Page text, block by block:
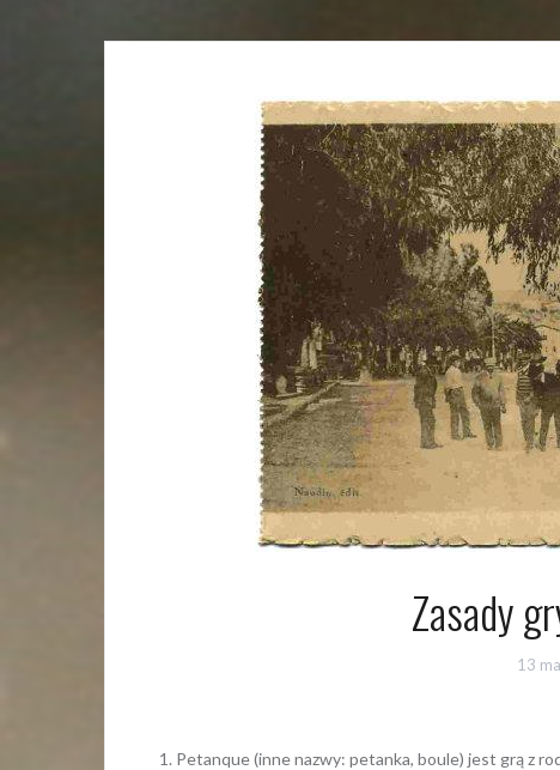
Zasady
13
1. Petanque (inne nazwy: petanka, boule) jest grą z